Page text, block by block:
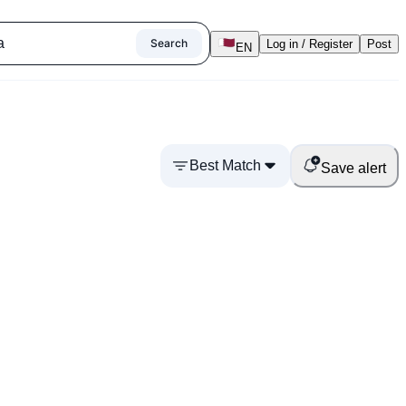
Search EN Log in / Register Post
Best Match Save alert